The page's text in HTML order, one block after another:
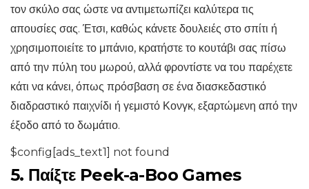
τον σκύλο σας ώστε να αντιμετωπίζει καλύτερα τις
απουσίες σας. Έτσι, καθώς κάνετε δουλειές στο σπίτι ή
χρησιμοποιείτε το μπάνιο, κρατήστε το κουτάβι σας πίσω
από την πύλη του μωρού, αλλά φροντίστε να του παρέχετε
κάτι να κάνει, όπως πρόσβαση σε ένα διασκεδαστικό
διαδραστικό παιχνίδι ή γεμιστό Κονγκ, εξαρτώμενη από την
έξοδο από το δωμάτιο.
$config[ads_text1] not found
5. Παίξτε Peek-a-Boo Games